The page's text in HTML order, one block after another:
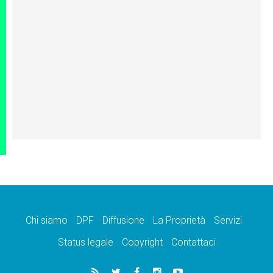
Chi siamo DPF Diffusione La Proprietà
Servizi
Status legale
Copyright Contattaci